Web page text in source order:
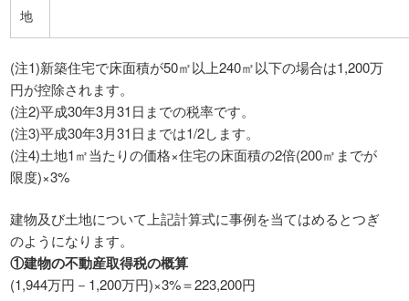
地
(注1)新築住宅で床面積が50㎡以上240㎡以下の場合は1,200万
円が控除されます。
(注2)平成30年3月31日までの税率です。
(注3)平成30年3月31日までは1/2します。
(注4)土地1㎡当たりの価格×住宅の床面積の2倍(200㎡までが
限度)×3%
建物及び土地について上記計算式に事例を当てはめるとつぎ
のようになります。
①建物の不動産取得税の概算
(1,944万円－1,200万円)×3%＝223,200円